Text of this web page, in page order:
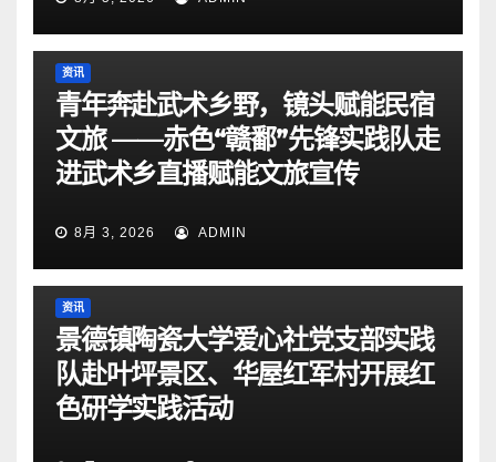
资讯
青年奔赴武术乡野，镜头赋能民宿
文旅 ——赤色“赣鄱”先锋实践队走
进武术乡直播赋能文旅宣传
8月 3, 2026 ADMIN
资讯
景德镇陶瓷大学爱心社党支部实践
队赴叶坪景区、华屋红军村开展红
色研学实践活动